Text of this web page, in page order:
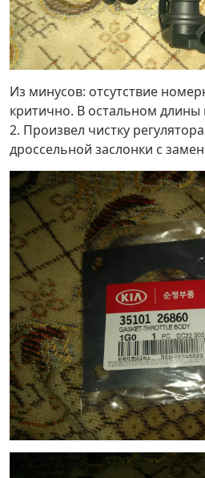
Из минусов: отсутствие
критично. В остальном
2. Произвел чистку
дроссельной заслонки с